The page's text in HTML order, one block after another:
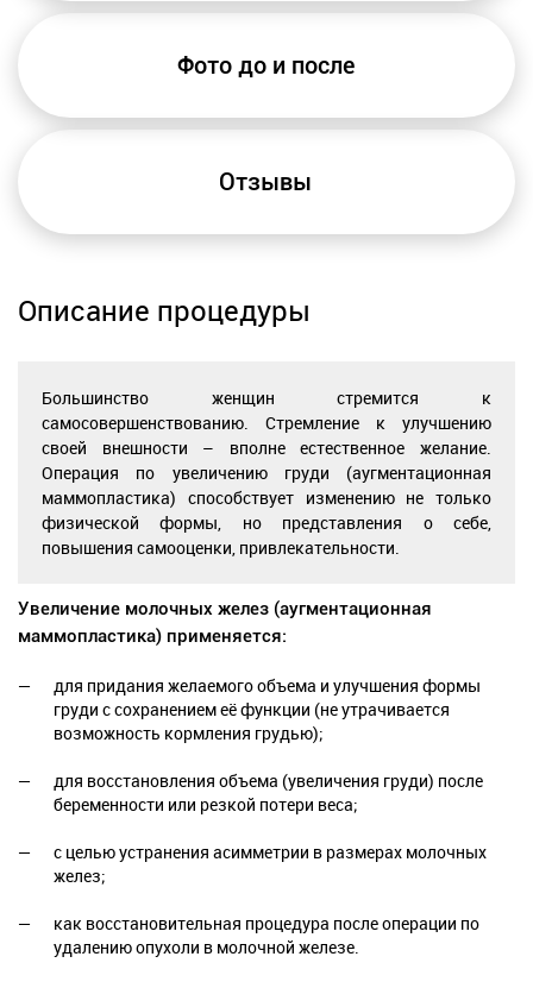
Фото до и после
Отзывы
Описание процедуры
Большинство женщин стремится к
самосовершенствованию. Стремление к улучшению
своей внешности – вполне естественное желание.
Операция по увеличению груди (аугментационная
маммопластика) способствует изменению не только
физической формы, но представления о себе,
повышения самооценки, привлекательности.
Увеличение молочных желез (аугментационная
маммопластика) применяется:
для придания желаемого объема и улучшения формы
груди с сохранением её функции (не утрачивается
возможность кормления грудью);
для восстановления объема (увеличения груди) после
беременности или резкой потери веса;
с целью устранения асимметрии в размерах молочных
желез;
как восстановительная процедура после операции по
удалению опухоли в молочной железе.